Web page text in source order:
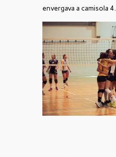
envergava a camisola 4.